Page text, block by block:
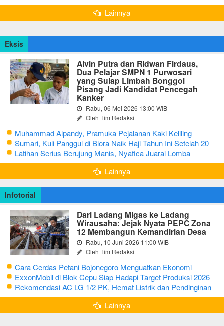
Lainnya
Eksis
Alvin Putra dan Ridwan Firdaus,
Dua Pelajar SMPN 1 Purwosari
yang Sulap Limbah Bonggol
Pisang Jadi Kandidat Pencegah
Kanker
Rabu, 06 Mei 2026 13:00 WIB
Oleh Tim Redaksi
Muhammad Alpandy, Pramuka Pejalanan Kaki Keliling
Nusantara dengan Misi Literasi Budaya
Sumari, Kuli Panggul di Blora Naik Haji Tahun Ini Setelah 20
Tahun Sisihkan Uang Receh
Latihan Serius Berujung Manis, Nyafica Juarai Lomba
Bertutur tentang Nilai Hidup Orang Samin
Lainnya
Infotorial
Dari Ladang Migas ke Ladang
Wirausaha: Jejak Nyata PEPC Zona
12 Membangun Kemandirian Desa
Rabu, 10 Juni 2026 11:00 WIB
Oleh Tim Redaksi
Cara Cerdas Petani Bojonegoro Menguatkan Ekonomi
Keluarga
ExxonMobil di Blok Cepu Siap Hadapi Target Produksi 2026
Rekomendasi AC LG 1/2 PK, Hemat Listrik dan Pendinginan
Maksimal
Lainnya